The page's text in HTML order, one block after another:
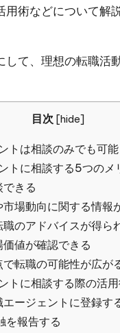
用術などについて解
して、理想の転職活
目次 [hide]
トは相談のみでも可能
トに相談する5つのメ
きる
場動向に関する情報
のアドバイスが得ら
価値が確認できる
転職の可能性が広が
トに相談する際の活
ージェントに登録す
を報告する